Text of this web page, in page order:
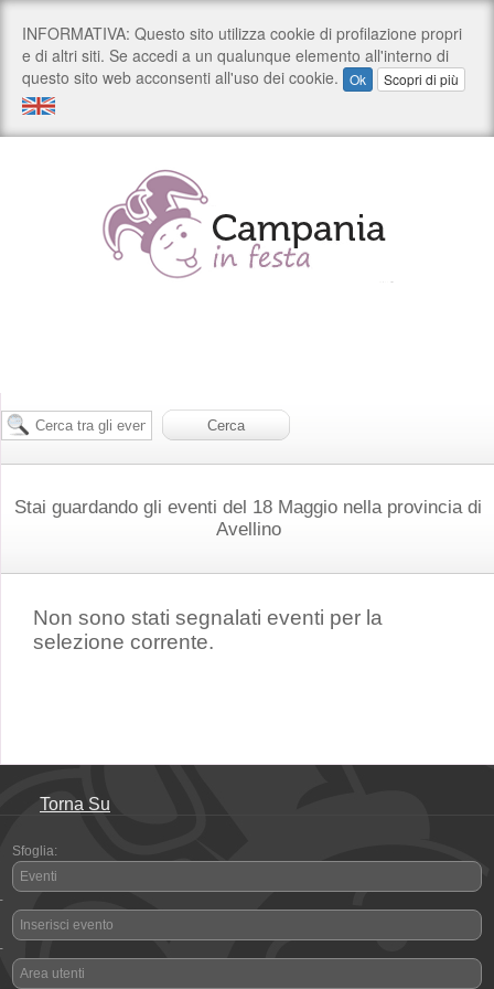
Stai guardando gli eventi del 18 Maggio nella provincia di
Avellino
Non sono stati segnalati eventi per la
selezione corrente.
Torna Su
Sfoglia:
Eventi
-
Inserisci evento
-
Area utenti